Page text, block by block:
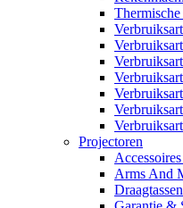
Projectoren
Arms And
Draagtassen